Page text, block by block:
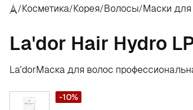
/Косметика/Корея/Волосы/Маски для
La'dor Hair Hydro
La'dorМаска для волос
-10%